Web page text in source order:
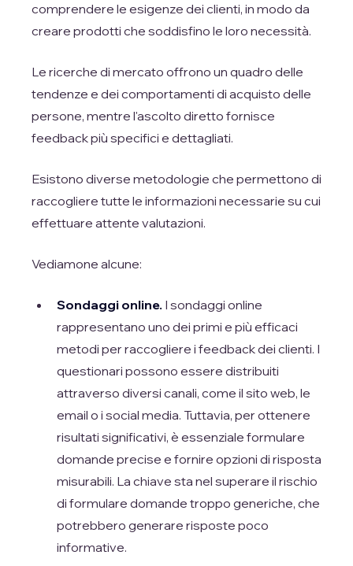
comprendere le esigenze dei clienti, in modo da
creare prodotti che soddisfino le loro necessità.
Le ricerche di mercato offrono un quadro delle
tendenze e dei comportamenti di acquisto delle
persone, mentre l'ascolto diretto fornisce
feedback più specifici e dettagliati.
Esistono diverse metodologie che permettono di
raccogliere tutte le informazioni necessarie su cui
effettuare attente valutazioni.
Vediamone alcune:
Sondaggi online. I sondaggi online
rappresentano uno dei primi e più efficaci
metodi per raccogliere i feedback dei clienti. I
questionari possono essere distribuiti
attraverso diversi canali, come il sito web, le
email o i social media. Tuttavia, per ottenere
risultati significativi, è essenziale formulare
domande precise e fornire opzioni di risposta
misurabili. La chiave sta nel superare il rischio
di formulare domande troppo generiche, che
potrebbero generare risposte poco
informative.